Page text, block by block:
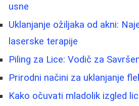
usne
Uklanjanje ožiljaka od akni:
laserske terapije
Piling za Lice: Vodič za
Prirodni načini za uklanjanje
Kako očuvati mladolik izgled